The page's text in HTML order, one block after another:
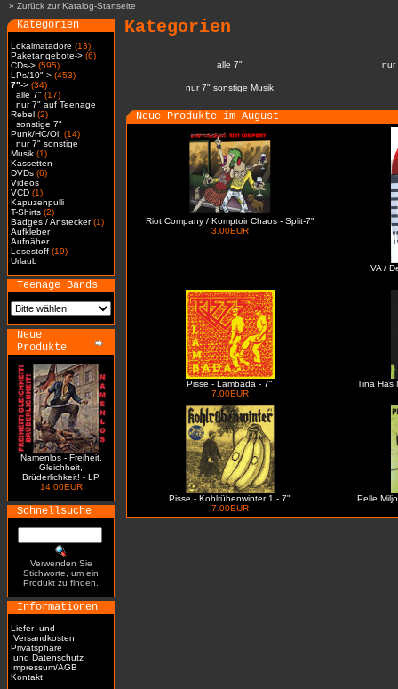
» Zurück zur Katalog-Startseite
Kategorien
Lokalmatadore (13)
Paketangebote-> (6)
CDs-> (595)
LPs/10"-> (453)
7"-> (34)
alle 7" (17)
nur 7" auf Teenage
Rebel (2)
sonstige 7"
Punk/HC/Oi! (14)
nur 7" sonstige
Musik (1)
Kassetten
DVDs (6)
Videos
VCD (1)
Kapuzenpulli
T-Shirts (2)
Badges / Anstecker(1)
Aufkleber
Aufnäher
Lesestoff (19)
Urlaub
Teenage Bands
Neue
Produkte
Namenlos - Freiheit,
Gleichheit,
Brüderlichkeit! - LP
14.00EUR
Schnellsuche
Verwenden Sie
Stichworte, um ein
Produkt zu finden.
Informationen
Liefer- und
Versandkosten
Privatsphäre
und Datenschutz
Impressum/AGB
Kontakt
Kategorien
alle 7" nur
nur 7" sonstige Musik
Neue Produkte im August
Riot Company / Komptoir Chaos - Split-7"
3.00EUR
VA /
Pisse - Lambada - 7"
7.00EUR
Tina Has
Pisse - Kohlrübenwinter 1 - 7"
7.00EUR
Pelle